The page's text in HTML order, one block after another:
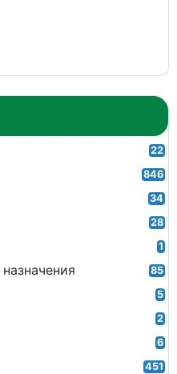
22
846
34
28
1
85
5
2
6
451